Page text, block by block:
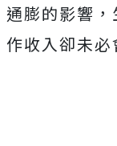
通膨的影響
作收入卻未必